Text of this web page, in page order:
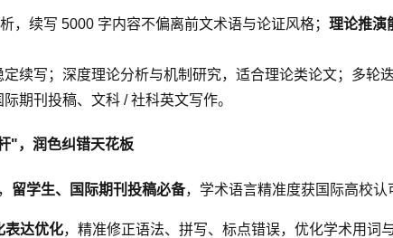
，续写 5000 字内容不偏离前文术语与论证风格； 理论推演
续写；深度理论分析与机制研究，适合理论类论文；多轮
期刊投稿、文科 / 社科英文写作。
"，润色纠错天花板
留学生、国际期刊投稿必备，学术语言精准度获国际高校认
表达优化，精准修正语法、拼写、标点错误，优化学术用词